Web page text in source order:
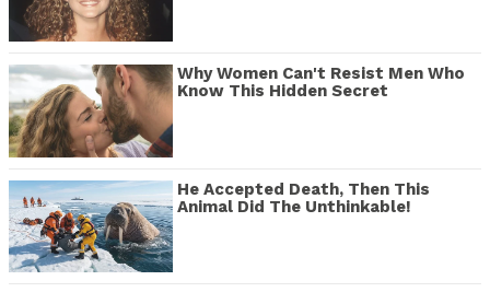
Why Women Can't Resist Men Who
Know This Hidden Secret
He Accepted Death, Then This
Animal Did The Unthinkable!